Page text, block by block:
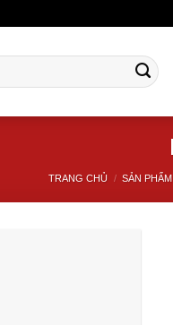
TRANG CHỦ / SẢN PHẨM